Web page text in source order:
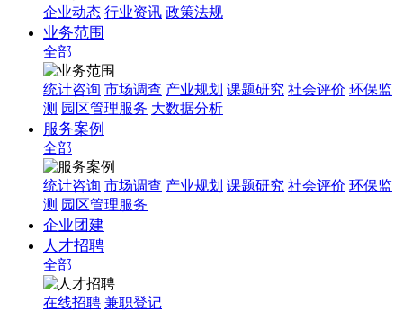
企业动态 行业资讯 政策法规
业务范围
全部
统计咨询 市场调查 产业规划 课题研究 社会评价 环保监
测 园区管理服务 大数据分析
服务案例
全部
统计咨询 市场调查 产业规划 课题研究 社会评价 环保监
测 园区管理服务
企业团建
人才招聘
全部
在线招聘 兼职登记